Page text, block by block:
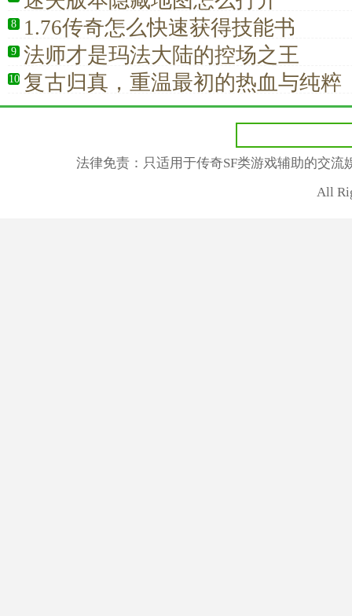
8 1.76传奇怎么快速获得技能书
9 法师才是玛法大陆的控场之王
10 复古归真，重温最初的热血与纯粹
法律免责：只适用于传奇SF类游戏辅助的交
All